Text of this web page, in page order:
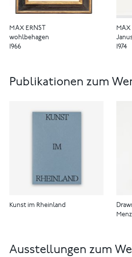
MAX ERNST
wohlbehagen
1966
MAX
1974
Publikationen zum
Kunst im Rheinland
Ausstellungen zum